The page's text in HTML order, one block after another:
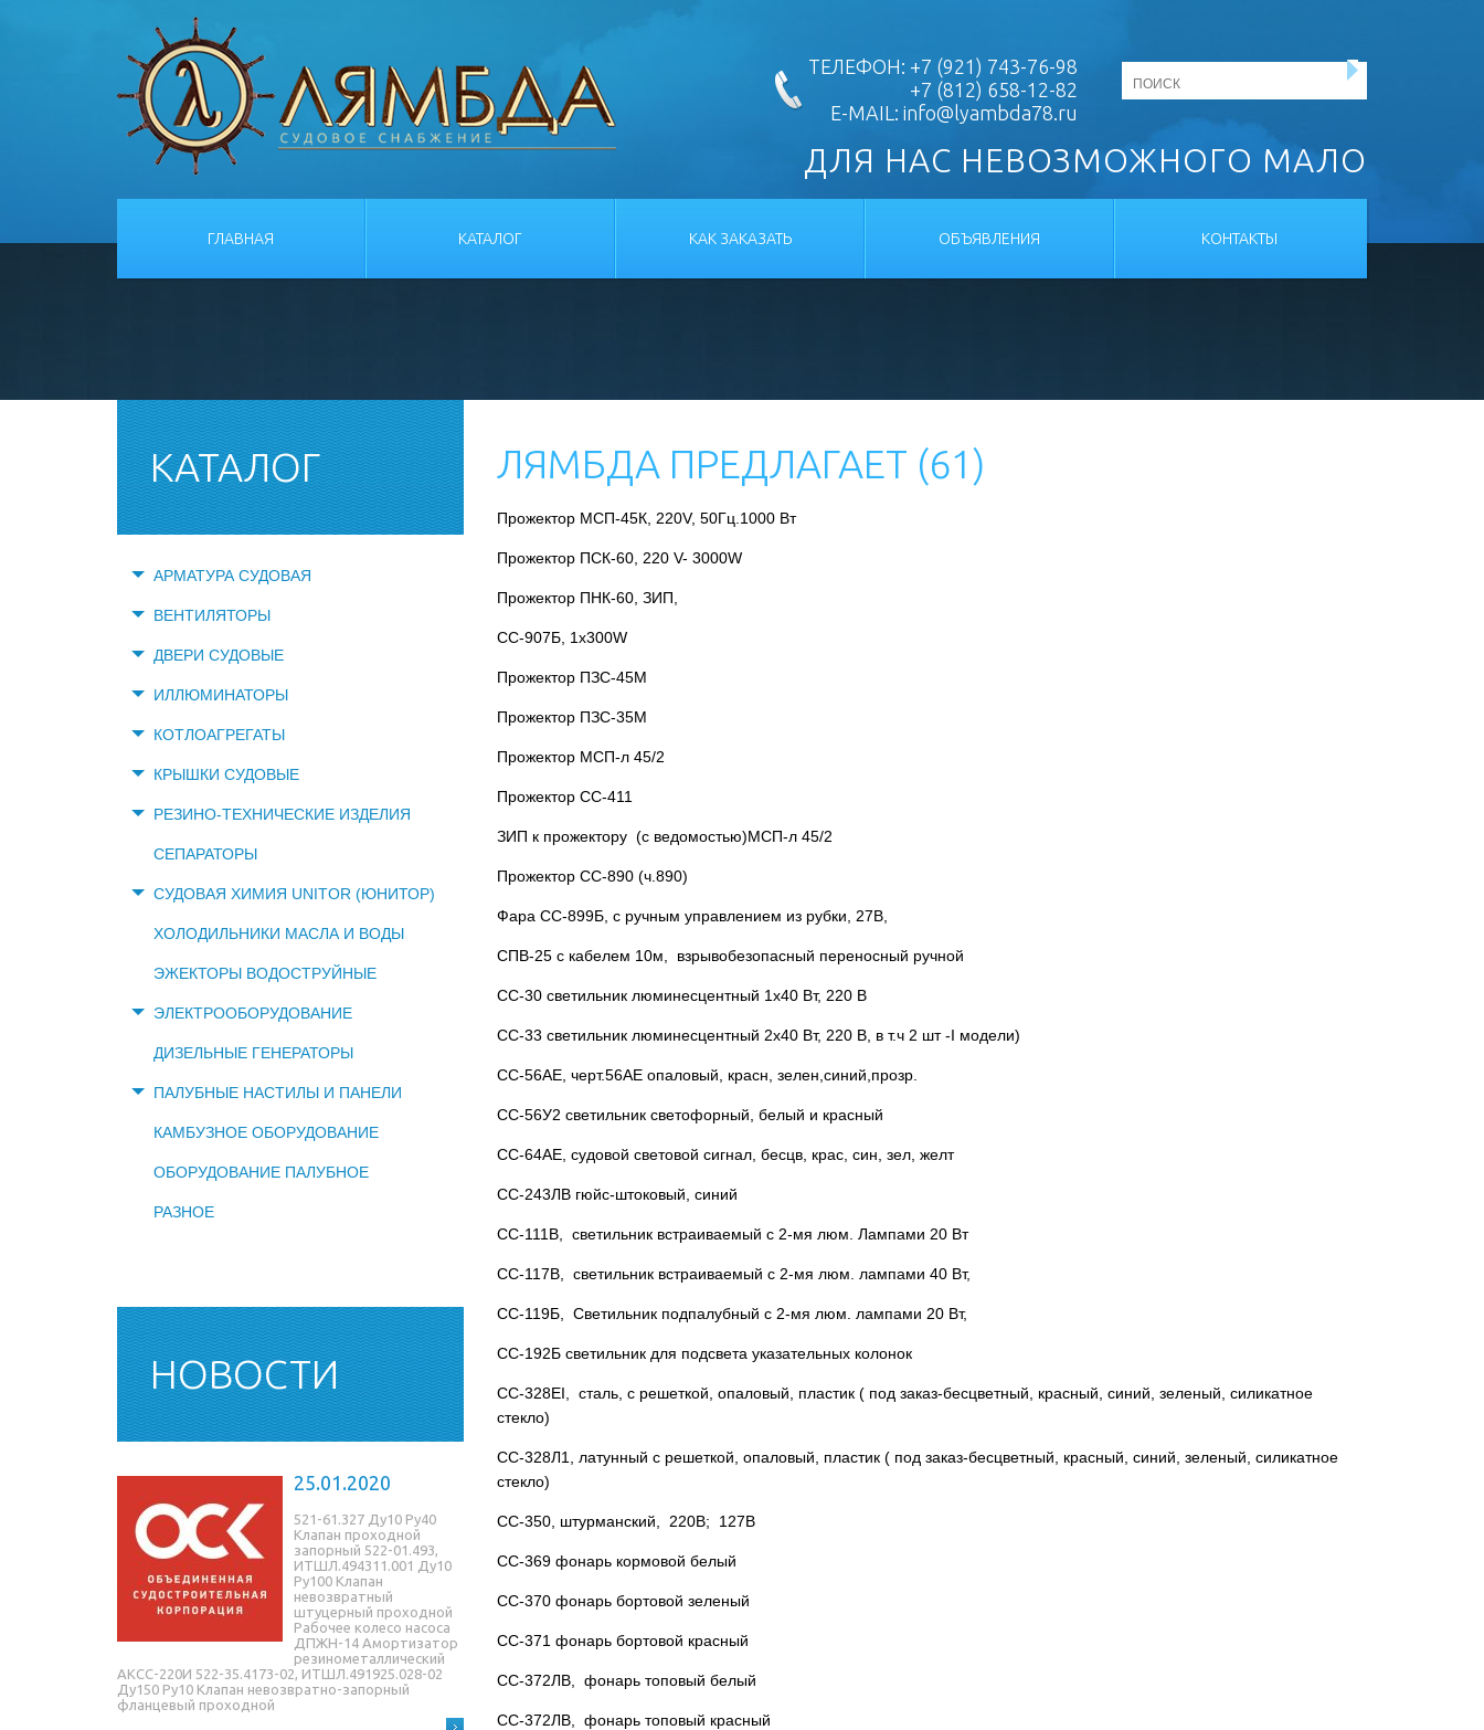
ТЕЛЕФОН: +7 (921) 743-76-98
+7 (812) 658-12-82
E-MAIL: info@lyambda78.ru
ДЛЯ НАС НЕВОЗМОЖНОГО МАЛО
ГЛАВНАЯ КАТАЛОГ КАК ЗАКАЗАТЬ ОБЪЯВЛЕНИЯ КОНТАКТЫ
КАТАЛОГ
АРМАТУРА СУДОВАЯ
ВЕНТИЛЯТОРЫ
ДВЕРИ СУДОВЫЕ
ИЛЛЮМИНАТОРЫ
КОТЛОАГРЕГАТЫ
КРЫШКИ СУДОВЫЕ
РЕЗИНО-ТЕХНИЧЕСКИЕ ИЗДЕЛИЯ
СЕПАРАТОРЫ
СУДОВАЯ ХИМИЯ UNITOR (ЮНИТОР)
ХОЛОДИЛЬНИКИ МАСЛА И ВОДЫ
ЭЖЕКТОРЫ ВОДОСТРУЙНЫЕ
ЭЛЕКТРООБОРУДОВАНИЕ
ДИЗЕЛЬНЫЕ ГЕНЕРАТОРЫ
ПАЛУБНЫЕ НАСТИЛЫ И ПАНЕЛИ
КАМБУЗНОЕ ОБОРУДОВАНИЕ
ОБОРУДОВАНИЕ ПАЛУБНОЕ
РАЗНОЕ
НОВОСТИ
25.01.2020
521-61.327 Ду10 Ру40
Клапан проходной
запорный 522-01.493,
ИТШЛ.494311.001 Ду10
Ру100 Клапан
невозвратный
штуцерный проходной
Рабочее колесо насоса
ДПЖН-14 Амортизатор
резинометаллический
АКСС-220И 522-35.4173-02, ИТШЛ.491925.028-02
Ду150 Ру10 Клапан невозвратно-запорный
фланцевый проходной
ЛЯМБДА ПРЕДЛАГАЕТ (61)
Прожектор МСП-45К, 220V, 50Гц.1000 Вт
Прожектор ПСК-60, 220 V- 3000W
Прожектор ПНК-60, ЗИП,
СС-907Б, 1х300W
Прожектор ПЗС-45М
Прожектор ПЗС-35М
Прожектор МСП-л 45/2
Прожектор СС-411
ЗИП к прожектору (с ведомостью)МСП-л 45/2
Прожектор СС-890 (ч.890)
Фара СС-899Б, с ручным управлением из рубки, 27В,
СПВ-25 с кабелем 10м, взрывобезопасный переносный ручной
СС-30 светильник люминесцентный 1х40 Вт, 220 В
СС-33 светильник люминесцентный 2х40 Вт, 220 В, в т.ч 2 шт -I модели)
СС-56АЕ, черт.56АЕ опаловый, красн, зелен,синий,прозр.
СС-56У2 светильник светофорный, белый и красный
СС-64АЕ, судовой световой сигнал, бесцв, крас, син, зел, желт
СС-243ЛВ гюйс-штоковый, синий
СС-111В, светильник встраиваемый с 2-мя люм. Лампами 20 Вт
СС-117В, светильник встраиваемый с 2-мя люм. лампами 40 Вт,
СС-119Б, Светильник подпалубный с 2-мя люм. лампами 20 Вт,
СС-192Б светильник для подсвета указательных колонок
СС-328ЕI, сталь, с решеткой, опаловый, пластик ( под заказ-бесцветный, красный, синий, зеленый, силикатное
стекло)
СС-328Л1, латунный с решеткой, опаловый, пластик ( под заказ-бесцветный, красный, синий, зеленый, силикатное
стекло)
СС-350, штурманский, 220В; 127В
СС-369 фонарь кормовой белый
СС-370 фонарь бортовой зеленый
СС-371 фонарь бортовой красный
СС-372ЛВ, фонарь топовый белый
СС-372ЛВ, фонарь топовый красный